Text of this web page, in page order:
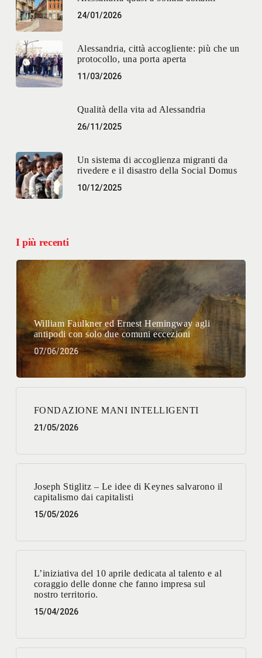
24/01/2026
Alessandria, città accogliente: più che un
protocollo, una porta aperta
11/03/2026
Qualità della vita ad Alessandria
26/11/2025
Un sistema di accoglienza migranti da
rivedere e il disastro della Social Domus
10/12/2025
I più recenti
William Faulkner ed Ernest Hemingway agli
antipodi con solo due comuni eccezioni
07/06/2026
FONDAZIONE MANI INTELLIGENTI
21/05/2026
Joseph Stiglitz – Le idee di Keynes salvarono il
capitalismo dai capitalisti
15/05/2026
L’iniziativa del 10 aprile dedicata al talento e al
coraggio delle donne che fanno impresa sul
nostro territorio.
15/04/2026